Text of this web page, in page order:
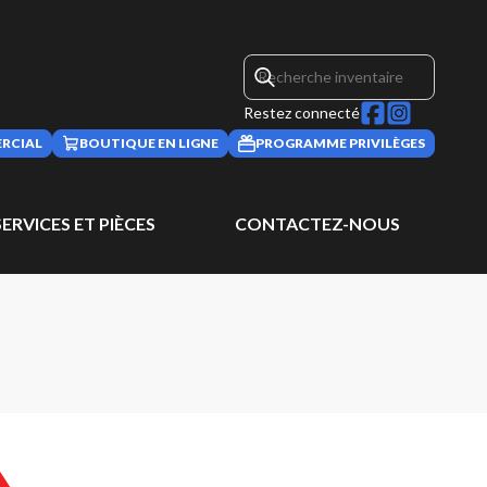
Restez connecté
BOUTIQUE EN LIGNE PROGRAMME PRIVILÈGES
ET PIÈCES CONTACTEZ-NOUS